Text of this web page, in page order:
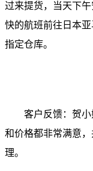
过来提货，当天下
快的航班前往日本
指定仓库。
客户反馈：贺
和价格都非常满意
理。